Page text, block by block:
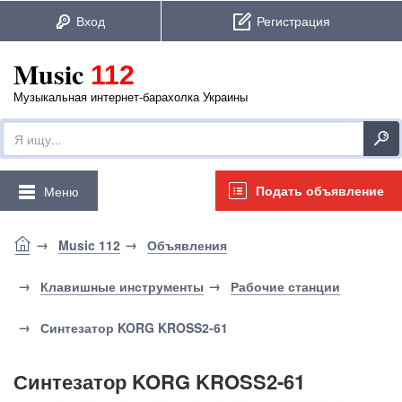
Music 112
Музыкальная интернет-барахолка Украины
Подать объявление
Меню
Music 112 Объявления
Клавишные инструменты Рабочие станции
Синтезатор KORG KROSS2-61
Синтезатор KORG KROSS2-61